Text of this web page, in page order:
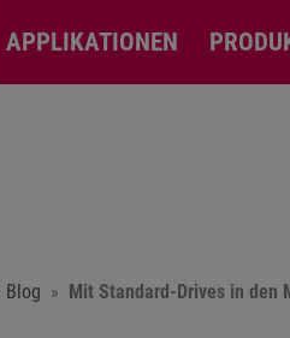
APPLIKATIONEN
Blog Mit Standard-Drives in den